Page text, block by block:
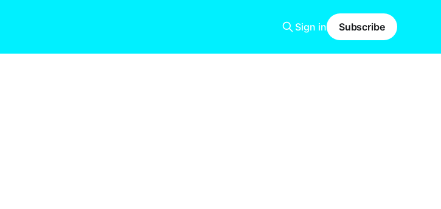
Sign in Subscribe